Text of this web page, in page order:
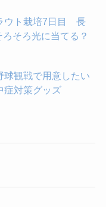
ウト栽培7日目 長
そろ光に当てる？
球観戦で用意したい
対策グッズ